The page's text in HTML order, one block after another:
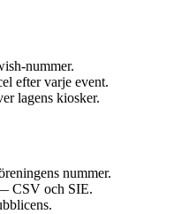
nummer.
efter varje event.
lagens kiosker.
nummer.
CSV och SIE.